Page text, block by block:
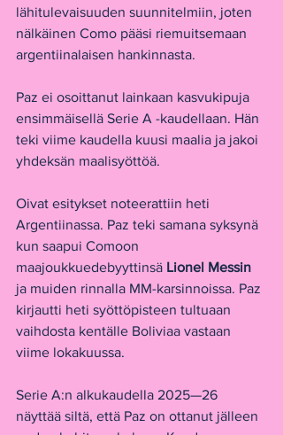
lähitulevaisuuden suunnitelmiin, joten
nälkäinen Como pääsi riemuitsemaan
argentiinalaisen hankinnasta.
Paz ei osoittanut lainkaan kasvukipuja
ensimmäisellä Serie A -kaudellaan. Hän
teki viime kaudella kuusi maalia ja jakoi
yhdeksän maalisyöttöä.
Oivat esitykset noteerattiin heti
Argentiinassa. Paz teki samana syksynä
kun saapui Comoon
maajoukkuedebyyttinsä Lionel Messin
ja muiden rinnalla MM-karsinnoissa. Paz
kirjautti heti syöttöpisteen tultuaan
vaihdosta kentälle Boliviaa vastaan
viime lokakuussa.
Serie A:n alkukaudella 2025—26
näyttää siltä, että Paz on ottanut jälleen